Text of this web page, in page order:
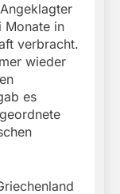
Monate in
verbracht.
wieder
es